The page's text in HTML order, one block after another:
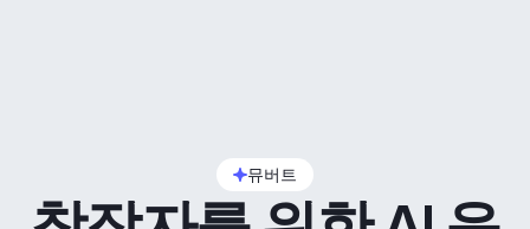
뮤버트